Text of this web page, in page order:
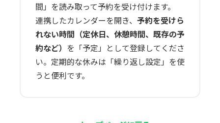
間」を読み取って予約を受け付けます。
連携したカレンダーを開き、 予約を受けら
れない時間（定休日、休憩時間、既存の予
約など） を「予定」として登録してくださ
い。定期的な休みは「繰り返し設定」を使
うと便利です。